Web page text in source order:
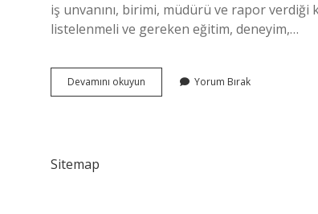
iş unvanını, birimi, müdürü ve rapor
listelenmeli ve gereken eğitim, deneyim,…
Devamını okuyun
Tanımı
Yorum Bırak
Sitemap